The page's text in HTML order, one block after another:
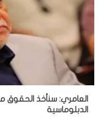
العامري: سنأخذ الحقوق
الدبلوماسية